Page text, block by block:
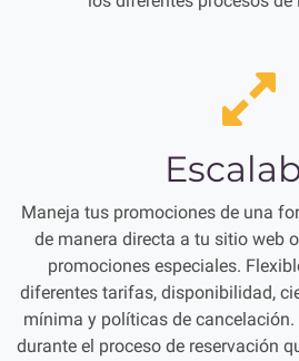
Maneja tus promociones de una
de manera directa a tu sitio web
promociones especiales.
diferentes tarifas, disponibilidad,
mínima y políticas de cancelación.
durante el proceso de reservación